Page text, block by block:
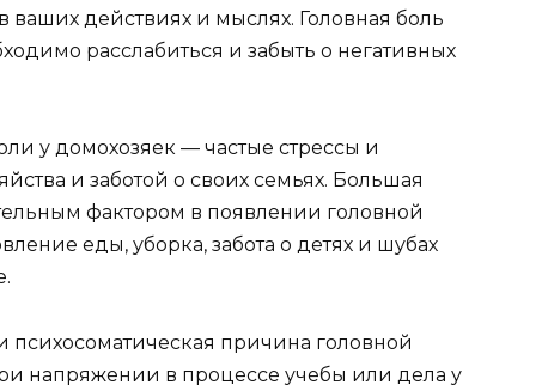
действиях и мыслях. Головная боль
расслабиться и забыть о негативных
у домохозяек — частые стрессы и
и заботой о своих семьях. Большая
фактором в появлении головной
еды, уборка, забота о детях и шубах
психосоматическая причина головной
напряжении в процессе учебы или дела у